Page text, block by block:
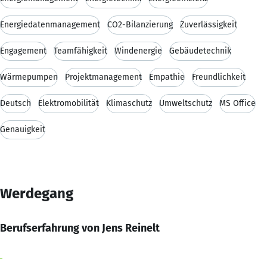
Energiedatenmanagement CO2-Bilanzierung Zuverlässigkeit
Engagement Teamfähigkeit Windenergie Gebäudetechnik
Wärmepumpen Projektmanagement Empathie Freundlichkeit
Deutsch Elektromobilität Klimaschutz Umweltschutz MS Office
Genauigkeit
Werdegang
Berufserfahrung von Jens Reinelt